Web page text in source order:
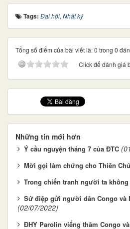
Tags: Đại hội, Nhật ký
Tổng số điểm của bài viết là: 0 trong 0
Click để đánh giá
Những tin mới hơn
Ý cầu nguyện tháng 7 của ĐTC
Mời gọi làm chứng cho Thiên
Trong chiến tranh người ta
Sứ điệp gửi người dân Congo và
(02/07/2022)
ĐHY Parolin viếng thăm Congo